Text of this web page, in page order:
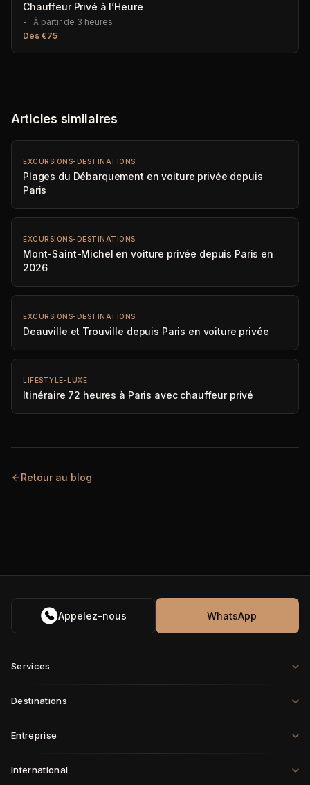
Chauffeur Privé à l’Heure
- · À partir de 3 heures
Dès €75
Articles similaires
EXCURSIONS-DESTINATIONS
Plages du Débarquement en voiture privée depuis
Paris
EXCURSIONS-DESTINATIONS
Mont-Saint-Michel en voiture privée depuis Paris en
2026
EXCURSIONS-DESTINATIONS
Deauville et Trouville depuis Paris en voiture privée
LIFESTYLE-LUXE
Itinéraire 72 heures à Paris avec chauffeur privé
Retour au blog
Appelez-nous WhatsApp
Services
Destinations
Entreprise
International